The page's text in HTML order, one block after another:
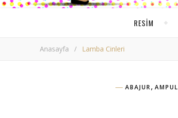
RESIM
Anasayfa / Lamba Cinleri
ABAJUR, AMPUL